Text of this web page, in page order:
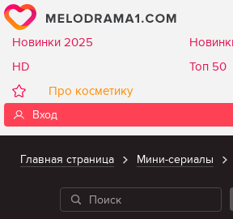
Новинки 2025
HD
Топ 50
Про косметику
Вход
Главная страница Мини-сериалы